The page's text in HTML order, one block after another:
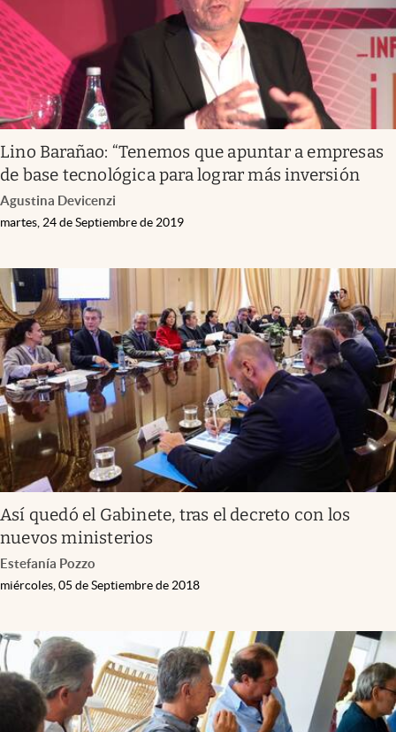
Infotechnology
Clase
Clima
Mundial 2026
Eventos Corporativos
El Cronista Studio
Mediakit
Lino Barañao: “Tenemos que apuntar a empresas
de base tecnológica para lograr más inversión
Agustina Devicenzi
martes, 24 de Septiembre de 2019
Así quedó el Gabinete, tras el decreto con los
nuevos ministerios
Estefanía Pozzo
miércoles, 05 de Septiembre de 2018